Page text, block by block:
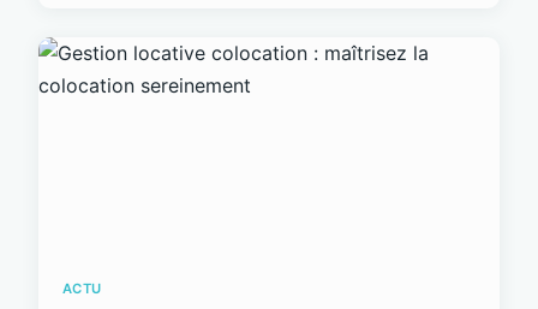
ACTU